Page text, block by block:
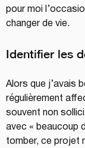
pour moi
changer de vie.
Identifier les
Alors que j’avais
régulièrement
souvent non
avec « beaucoup
tomber, ce projet